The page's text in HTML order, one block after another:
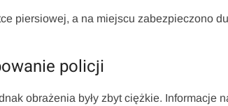
piersiowej, a na miejscu zabezpieczono
policji
obrażenia były zbyt ciężkie. Informacje